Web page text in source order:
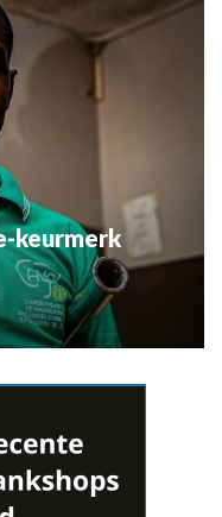
keurmerk